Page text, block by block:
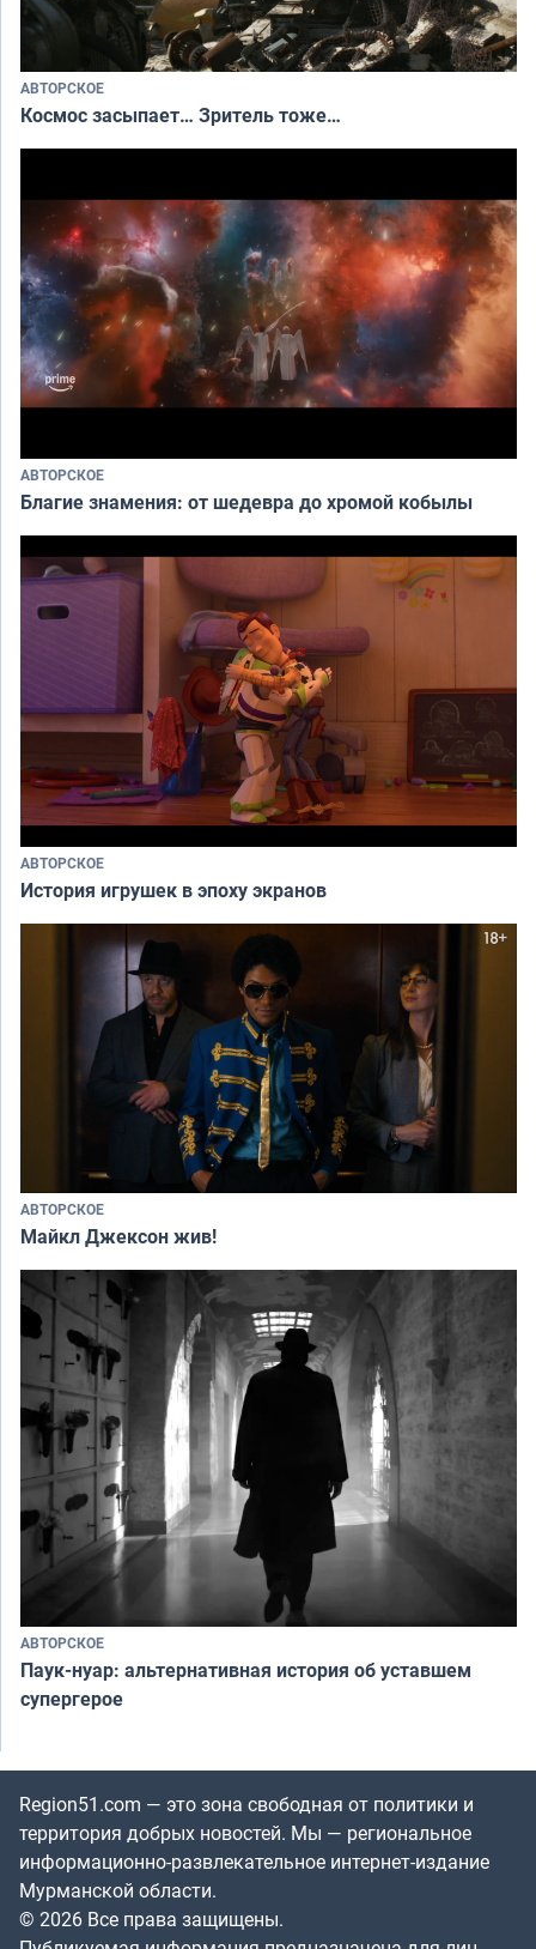
АВТОРСКОЕ
Космос засыпает… Зритель тоже…
АВТОРСКОЕ
Благие знамения: от шедевра до хромой кобылы
АВТОРСКОЕ
История игрушек в эпоху экранов
АВТОРСКОЕ
Майкл Джексон жив!
АВТОРСКОЕ
Паук-нуар: альтернативная история об уставшем
супергерое
Region51.com — это зона свободная от политики и
территория добрых новостей. Мы — региональное
информационно-развлекательное интернет-издание
Мурманской области.
© 2026 Все права защищены.